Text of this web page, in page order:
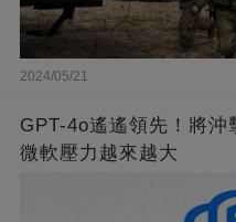
2024/05/21
GPT-4o遙遙領先！將沖
微軟壓力越來越大